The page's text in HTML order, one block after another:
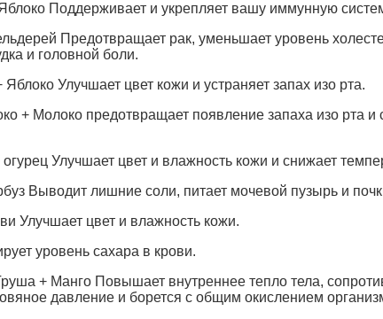
Поддерживает и укрепляет вашу иммунную
Предотвращает рак, уменьшает уровень
и головной боли.
Улучшает цвет кожи и устраняет запах изо рта.
+ Молоко предотвращает появление запаха изо рта и
Улучшает цвет и влажность кожи и снижает
Выводит лишние соли, питает мочевой пузырь и
Улучшает цвет и влажность кожи.
уровень сахара в крови.
+ Манго Повышает внутреннее тепло тела,
давление и борется с общим окислением